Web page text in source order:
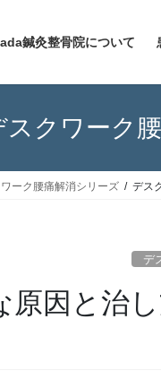
鍼灸整骨院について
スクワーク
ーク腰痛解消シリーズ デス
デ
因と治